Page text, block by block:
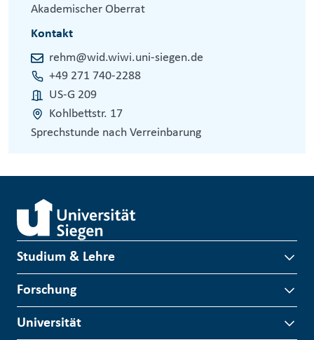
Akademischer Oberrat
Kontakt
rehm@wid.wiwi.uni-siegen.de
+49 271 740-2288
US-G 209
Kohlbettstr. 17
Sprechstunde nach Verreinbarung
Studium & Lehre
Forschung
Universität